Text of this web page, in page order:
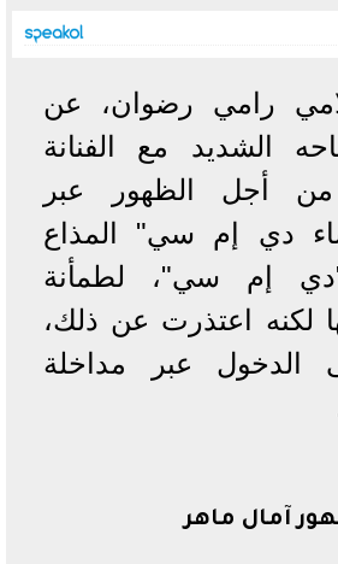
رامي رضوان، عن
الشديد مع الفنانة
من أجل الظهور عبر
دي إم سي" المذاع
إم سي"، لطمأنة
لكنه اعتذرت عن ذلك،
الدخول عبر مداخلة
آمال ماهر